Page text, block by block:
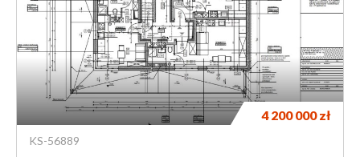
KS-56889
4 200 000zł